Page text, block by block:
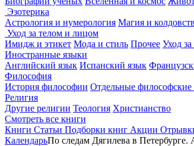
Эзотерика
Астрология и нумерология Магия и
Уход за телом и лицом
Имидж и этикет Мода и стиль Прочее Уход
Иностранные языки
Английский язык Испанский язык
Философия
История философии Отдельные философские
Религия
Другие религии Теология Христианство
Смотреть все книги
Книги Статьи Подборки книг Акции
КалендарьПо следам Дягилева в Петербурге.